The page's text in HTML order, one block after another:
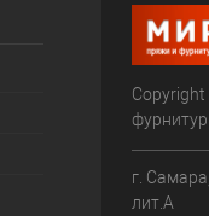
г.
лит.А